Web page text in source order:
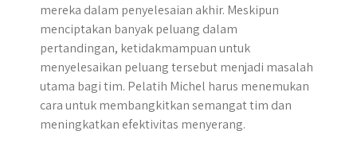
mereka dalam penyelesaian akhir. Meskipun
menciptakan banyak peluang dalam
pertandingan, ketidakmampuan untuk
menyelesaikan peluang tersebut menjadi masalah
utama bagi tim. Pelatih Michel harus menemukan
cara untuk membangkitkan semangat tim dan
meningkatkan efektivitas menyerang.